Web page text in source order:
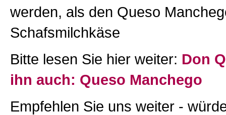
werden, als den Queso
Schafsmilchkäse
Bitte lesen Sie hier weiter: Don
ihn auch: Queso Manchego
Empfehlen Sie uns weiter -